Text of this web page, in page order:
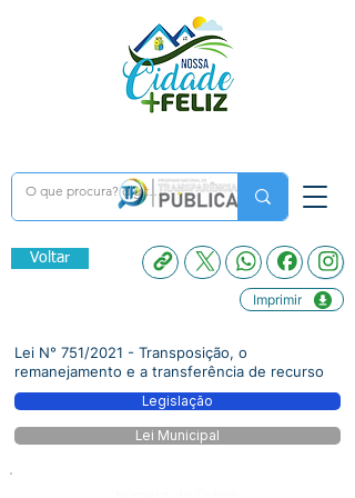
Voltar
Imprimir
Lei N° 751/2021 - Transposição, o
remanejamento e a transferência de recurso
Legislação
Lei Municipal